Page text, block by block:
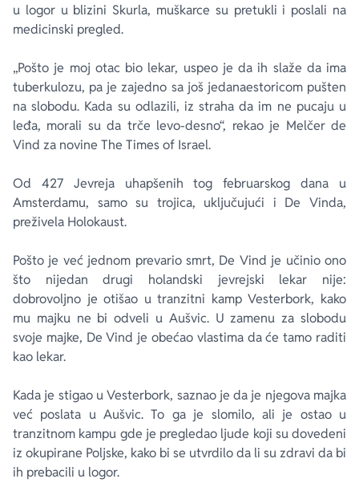
u logor u blizini Skurla, muškarce su pretukli i poslali na
medicinski pregled.
„Pošto je moj otac bio lekar, uspeo je da ih slaže da ima
tuberkulozu, pa je zajedno sa još jedanaestoricom pušten
na slobodu. Kada su odlazili, iz straha da im ne pucaju u
leđa, morali su da trče levo-desno“, rekao je Melčer de
Vind za novine The Times of Israel.
Od 427 Jevreja uhapšenih tog februarskog dana u
Amsterdamu, samo su trojica, uključujući i De Vinda,
preživela Holokaust.
Pošto je već jednom prevario smrt, De Vind je učinio ono
što nijedan drugi holandski jevrejski lekar nije:
dobrovoljno je otišao u tranzitni kamp Vesterbork, kako
mu majku ne bi odveli u Aušvic. U zamenu za slobodu
svoje majke, De Vind je obećao vlastima da će tamo raditi
kao lekar.
Kada je stigao u Vesterbork, saznao je da je njegova majka
već poslata u Aušvic. To ga je slomilo, ali je ostao u
tranzitnom kampu gde je pregledao ljude koji su dovedeni
iz okupirane Poljske, kako bi se utvrdilo da li su zdravi da bi
ih prebacili u logor.